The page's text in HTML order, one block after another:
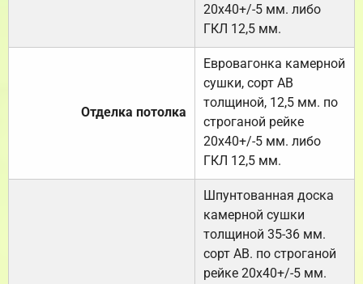
20х40+/-5 мм. либо
ГКЛ 12,5 мм.
Отделка потолка
Евровагонка камерной
сушки, сорт АВ
толщиной, 12,5 мм. по
строганой рейке
20х40+/-5 мм. либо
ГКЛ 12,5 мм.
Шпунтованная доска
камерной сушки
толщиной 35-36 мм.
сорт АВ. по строганой
рейке 20х40+/-5 мм.